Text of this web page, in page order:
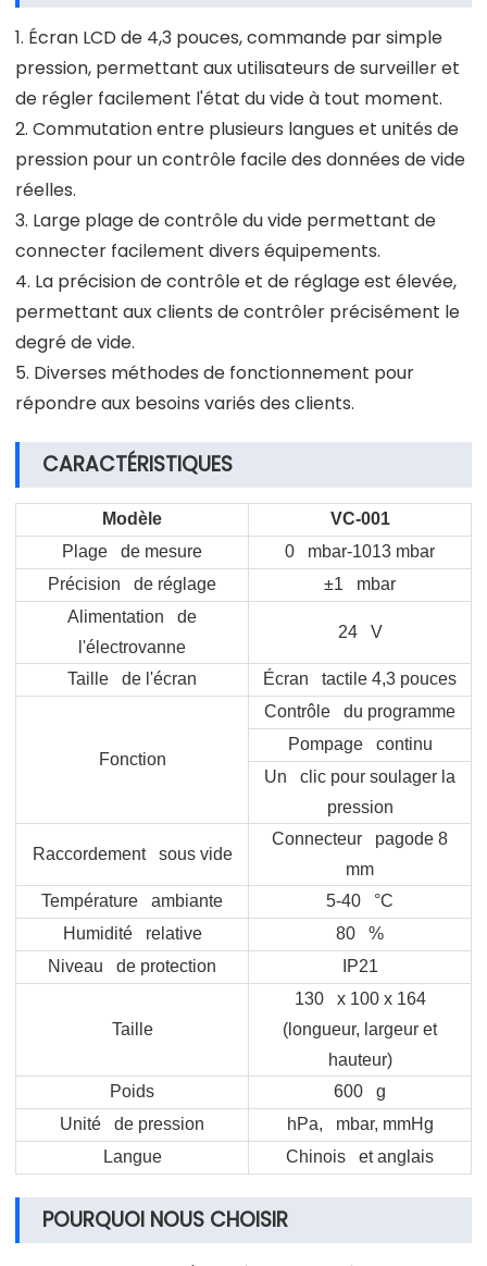
1. Écran LCD de 4,3 pouces, commande par simple
pression, permettant aux utilisateurs de surveiller et
de régler facilement l'état du vide à tout moment.
2. Commutation entre plusieurs langues et unités de
pression pour un contrôle facile des données de vide
réelles.
3. Large plage de contrôle du vide permettant de
connecter facilement divers équipements.
4. La précision de contrôle et de réglage est élevée,
permettant aux clients de contrôler précisément le
degré de vide.
5. Diverses méthodes de fonctionnement pour
répondre aux besoins variés des clients.
CARACTÉRISTIQUES
Modèle
VC-001
Plage de mesure
0 mbar-1013 mbar
Précision de réglage
±1 mbar
Alimentation de
l'électrovanne
24 V
Taille de l'écran Écran tactile 4,3 pouces
Fonction
Contrôle du programme
Pompage continu
Un clic pour soulager la
pression
Raccordement sous vide
Connecteur pagode 8
mm
Température ambiante
5-40 °C
Humidité relative
80 %
Niveau de protection
IP21
Taille
130 x 100 x 164
(longueur, largeur et
hauteur)
Poids
600 g
Unité de pression
hPa, mbar, mmHg
Langue
Chinois et anglais
POURQUOI NOUS CHOISIR